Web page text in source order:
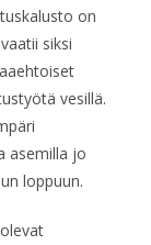
on
siksi
vesillä.
asemilla jo
loppuun.